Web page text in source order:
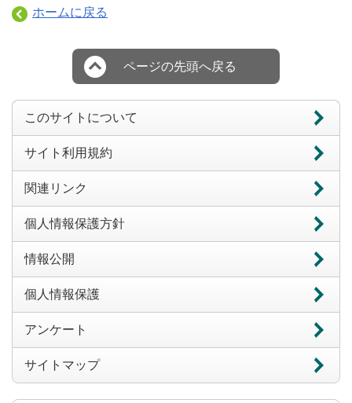
ホームに戻る
ページの先頭へ戻る
このサイトについて
サイト利用規約
関連リンク
個人情報保護方針
情報公開
個人情報保護
アンケート
サイトマップ